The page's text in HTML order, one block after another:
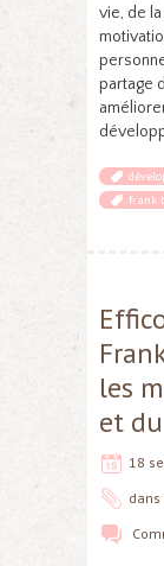
vie, de
partage
frank
les
et
18
dans